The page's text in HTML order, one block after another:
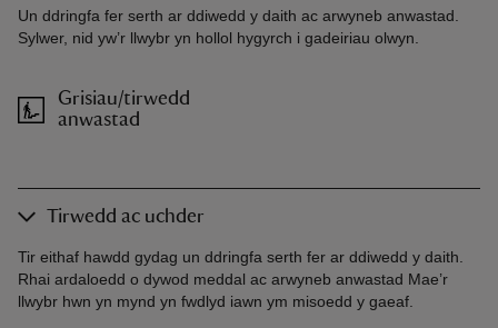
Un ddringfa fer serth ar ddiwedd y daith ac arwyneb anwastad.
Sylwer, nid yw’r llwybr yn hollol hygyrch i gadeiriau olwyn.
Grisiau/tirwedd
anwastad
Tirwedd ac uchder
Tir eithaf hawdd gydag un ddringfa serth fer ar ddiwedd y daith.
Rhai ardaloedd o dywod meddal ac arwyneb anwastad Mae’r
llwybr hwn yn mynd yn fwdlyd iawn ym misoedd y gaeaf.